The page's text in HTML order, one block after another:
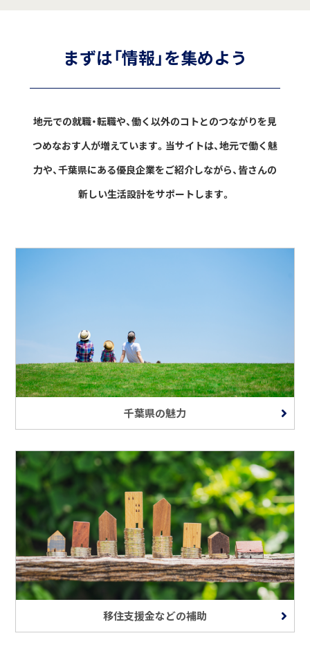
まずは「情報」を集めよう
地元での就職・転職や、働く以外のコトとのつながりを見
つめなおす人が増えています。 当サイトは、地元で働く魅
力や、千葉県にある優良企業をご紹介しながら、皆さんの
新しい生活設計をサポートします。
千葉県の魅力
移住支援金などの補助